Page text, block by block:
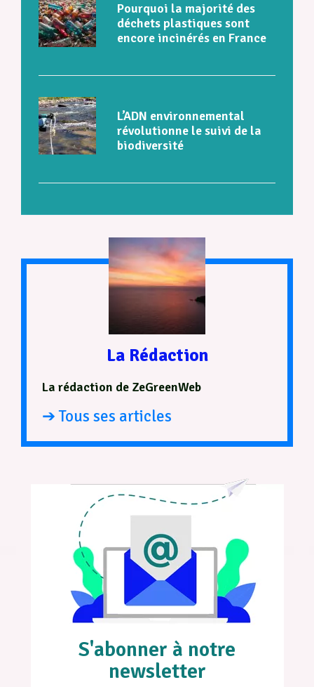
Pourquoi la majorité des
déchets plastiques sont
encore incinérés en France
L’ADN environnemental
révolutionne le suivi de la
biodiversité
La Rédaction
La rédaction de ZeGreenWeb
➔ Tous ses articles
S'abonner à notre
newsletter